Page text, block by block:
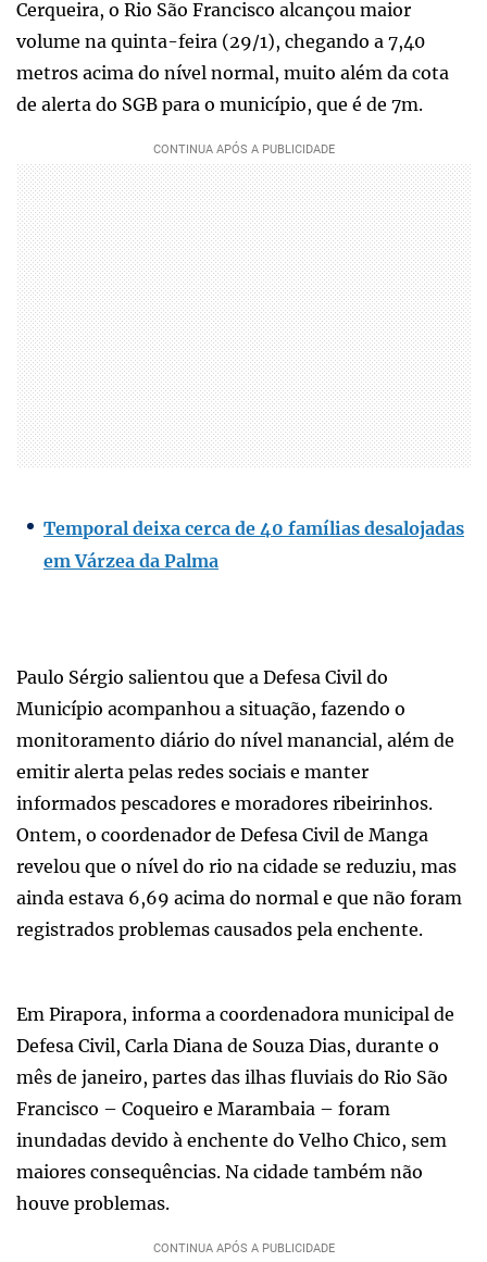
Cerqueira, o Rio São Francisco alcançou maior
volume na quinta-feira (29/1), chegando a 7,40
metros acima do nível normal, muito além da cota
de alerta do SGB para o município, que é de 7m.
Temporal deixa cerca de 40 famílias desalojadas
em Várzea da Palma
Paulo Sérgio salientou que a Defesa Civil do
Município acompanhou a situação, fazendo o
monitoramento diário do nível manancial, além de
emitir alerta pelas redes sociais e manter
informados pescadores e moradores ribeirinhos.
Ontem, o coordenador de Defesa Civil de Manga
revelou que o nível do rio na cidade se reduziu, mas
ainda estava 6,69 acima do normal e que não foram
registrados problemas causados pela enchente.
Em Pirapora, informa a coordenadora municipal de
Defesa Civil, Carla Diana de Souza Dias, durante o
mês de janeiro, partes das ilhas fluviais do Rio São
Francisco – Coqueiro e Marambaia – foram
inundadas devido à enchente do Velho Chico, sem
maiores consequências. Na cidade também não
houve problemas.